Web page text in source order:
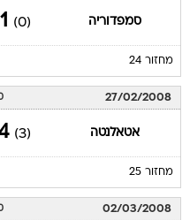
סמפדוריה (0)
1 : 1
מחזור 24
27/02/2008
אטאלנטה (3)
1
מחזור 25
02/03/2008